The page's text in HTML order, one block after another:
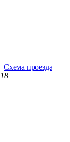
Схема проезда